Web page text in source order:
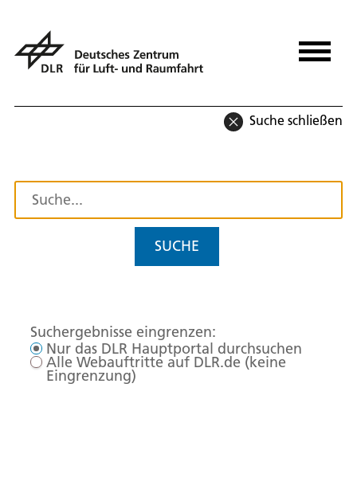
Suche schließen
SUCHE
Suchergebnisse eingrenzen:
Nur das DLR Hauptportal durchsuchen
Alle Webauftritte auf DLR.de (keine
Eingrenzung)